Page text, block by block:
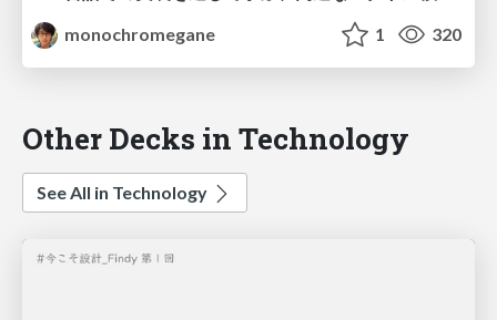
monochromegane
1 320
Other Decks in Technology
See All in Technology